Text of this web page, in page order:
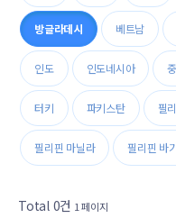
방글라데시 베트남
인도 인도네시아
터키 파키스탄 필
필리핀 마닐라 필리핀 바
Total 0건 1 페이지